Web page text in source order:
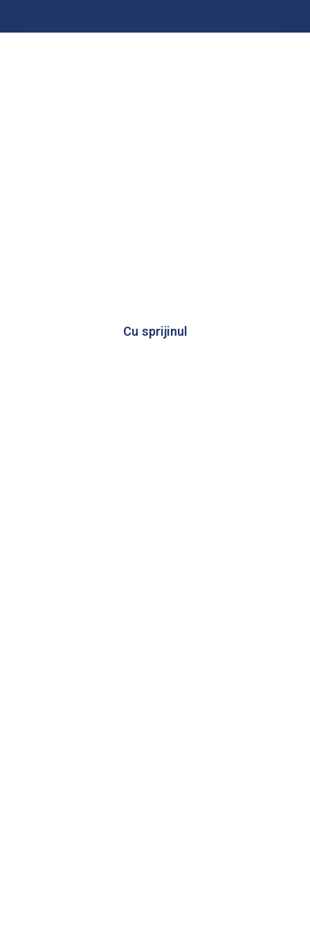
Cu sprijinul